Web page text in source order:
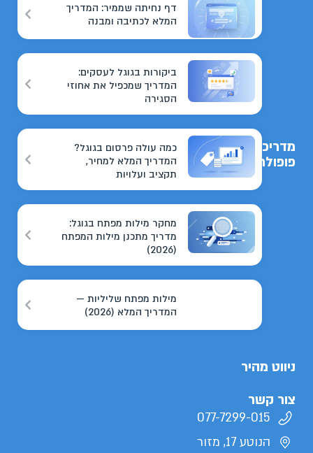
מדריכים
פופולריים
דף נחיתה שממיר: המדריך
המלא לכתיבה ומבנה
ביקורות בגוגל לעסקים:
המדריך שמכפיל את אחוזי
הסגירה
כמה עולה פרסום בגוגל?
המדריך המלא למחיר,
תקציב ועלויות
מחקר מילות מפתח בגוגל:
מדריך מתכנן מילות המפתח
(2026)
מילות מפתח שליליות —
המדריך המלא (2026)
ניווט מהיר
צור קשר
077-7299-015
הנוטע 17, מזור